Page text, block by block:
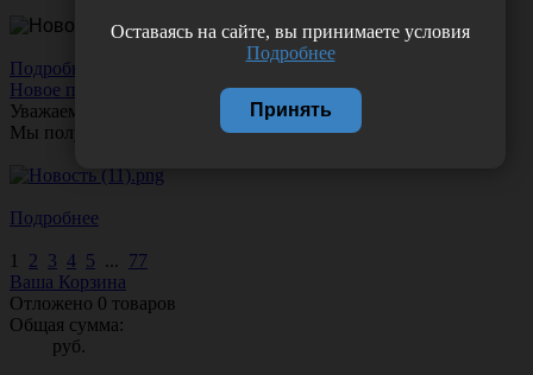
Подробнее
Новое поступление!
Уважаемые клиенты!
Мы получили новое поступление шприцев
Подробнее
1 2 3 4 5 ... 77
Ваша Корзина
Отложено 0 товаров
Общая сумма:
руб.
Оставаясь на сайте, вы принимаете условия
Подробнее
Принять